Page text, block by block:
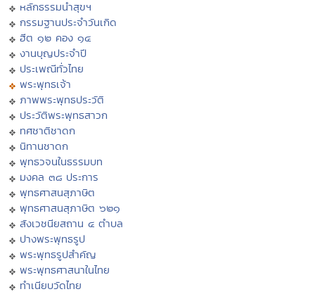
หลักธรรมนำสุขฯ
กรรมฐานประจำวันเกิด
ฮีต ๑๒ คอง ๑๔
งานบุญประจำปี
ประเพณีทั่วไทย
พระพุทธเจ้า
ภาพพระพุทธประวัติ
ประวัติพระพุทธสาวก
ทศชาติชาดก
นิทานชาดก
พุทธวจนในธรรมบท
มงคล ๓๘ ประการ
พุทธศาสนสุภาษิต
พุทธศาสนสุภาษิต ๖๒๑
สังเวชนียสถาน ๔ ตำบล
ปางพระพุทธรูป
พระพุทธรูปสำคัญ
พระพุทธศาสนาในไทย
ทำเนียบวัดไทย